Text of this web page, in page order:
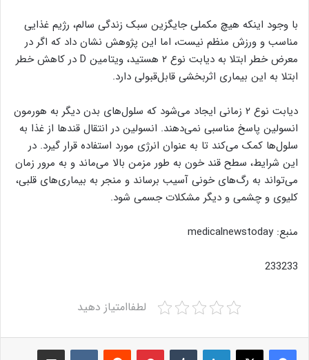
با وجود اینکه هیچ مکملی جایگزین سبک زندگی سالم، رژیم غذایی
مناسب و ورزش منظم نیست، اما این پژوهش نشان داد که اگر در
معرض خطر ابتلا به دیابت نوع ۲ هستید، ویتامین D در کاهش خطر
ابتلا به این بیماری اثربخشی قابل‌قبولی دارد.
دیابت نوع ۲ زمانی ایجاد می‌شود که سلول‌های بدن دیگر به هورمون
انسولین پاسخ مناسبی نمی‌دهند. انسولین در انتقال قندها از غذا به
سلول‌ها کمک می‌کند تا به عنوان انرژی مورد استفاده قرار گیرد. در
این شرایط، سطح قند خون به طور مزمن بالا می‌ماند و به مرور زمان
می‌تواند به رگ‌های خونی آسیب برساند و منجر به بیماری‌های قلبی،
کلیوی و چشمی و دیگر مشکلات جسمی شود.
منبع: medicalnewstoday
233233
لطفاامتیاز دهید
LinkedIn
Tumblr
Pinterest
Reddit
VKontakte
Share via Email